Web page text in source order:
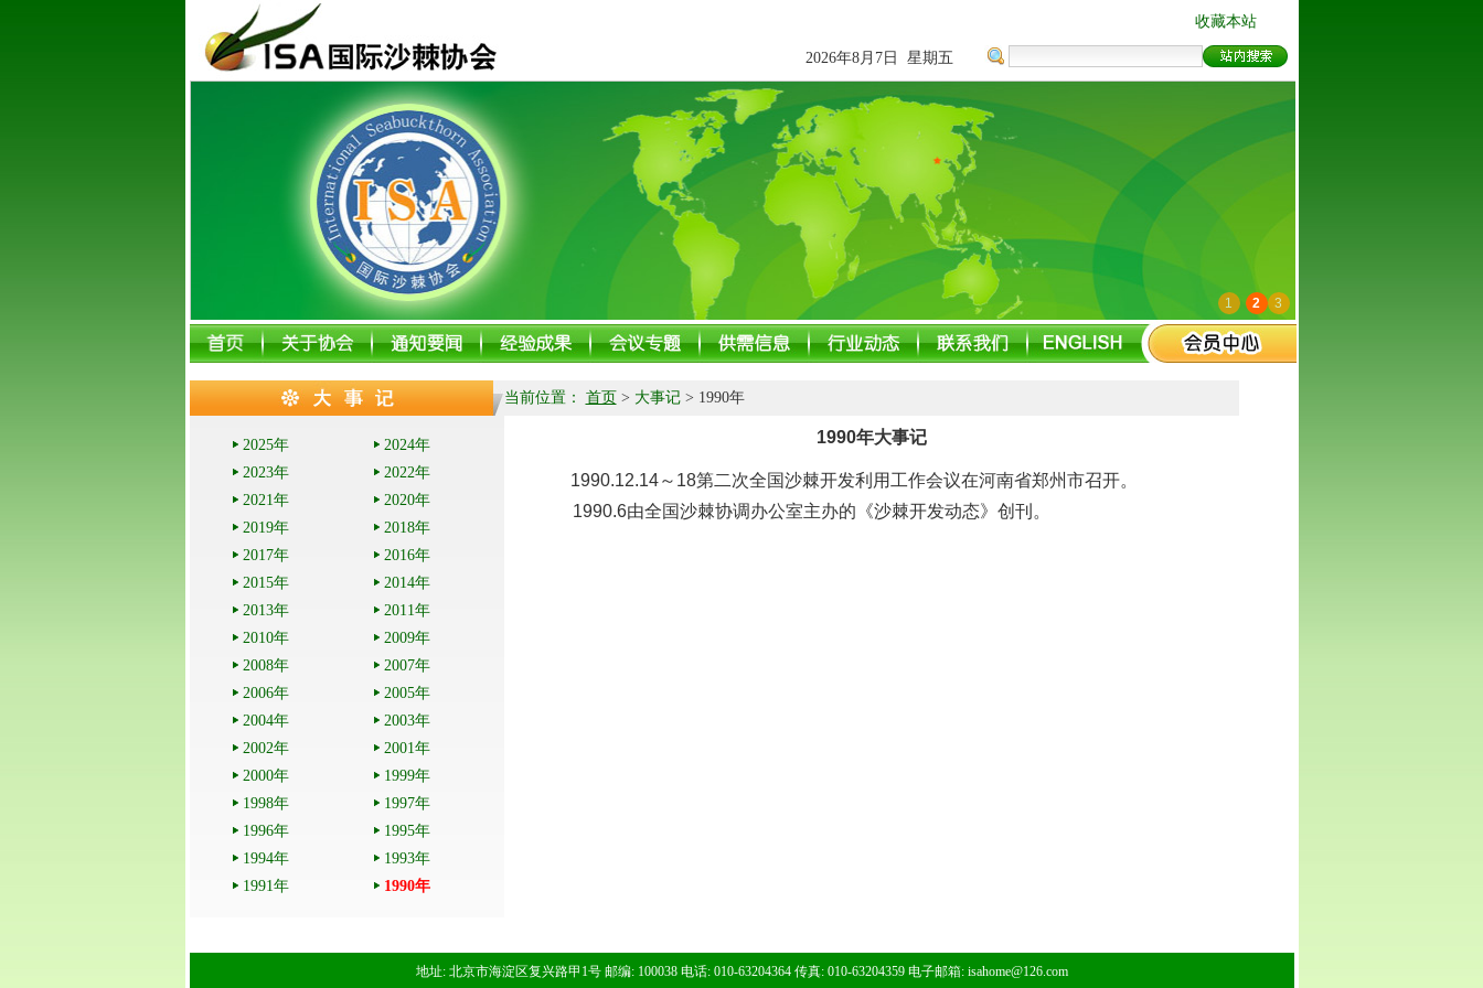
2026年8月7日 星期五
收藏本站
1 2 3
当前位置： 首页 > 大事记> 1990年
2025年
2024年
2023年
2022年
2021年
2020年
2019年
2018年
2017年
2016年
2015年
2014年
2013年
2011年
2010年
2009年
2008年
2007年
2006年
2005年
2004年
2003年
2002年
2001年
2000年
1999年
1998年
1997年
1996年
1995年
1994年
1993年
1991年
1990年
1990年大事记
1990.12.14～18第二次全国沙棘开发利用工作会议在河南省郑州市召开。
1990.6由全国沙棘协调办公室主办的《沙棘开发动态》创刊。
地址: 北京市海淀区复兴路甲1号 邮编: 100038 电话: 010-63204364 传真: 010-63204359 电子邮箱: isahome@126.com